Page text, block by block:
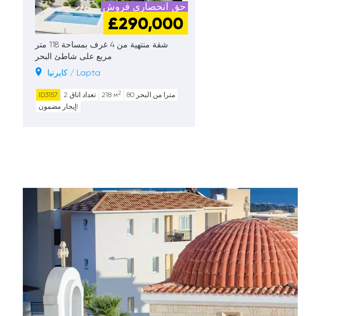
حق انحصاری فروش
£290,000
شقة منتهية من 4 غرف بمساحة 118 متر
مربع على شاطئ البحر
کایرنیا / Lapta
ID3157 تعداد اتاق 2 218 м 2
80 مترا من البحر
إيجار مضمون!